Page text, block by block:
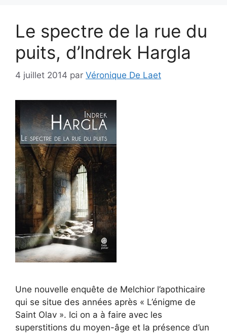
Le spectre de la rue du
puits, d’Indrek Hargla
4 juillet 2014 par Véronique De Laet
Une nouvelle enquête de Melchior l’apothicaire
qui se situe des années après « L’énigme de
Saint Olav ». Ici on a à faire avec les
superstitions du moyen-âge et la présence d’un